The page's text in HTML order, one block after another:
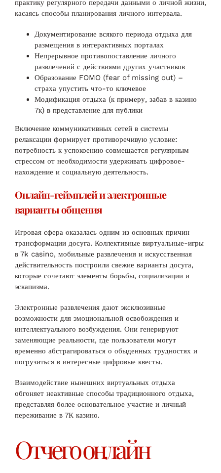
практику регулярного передачи данными о личной жизни,
касаясь способы планирования личного интервала.
Документирование всякого периода отдыха для
размещения в интерактивных порталах
Непрерывное противопоставление личного
развлечений с действиями других участников
Образование FOMO (fear of missing out) –
страха упустить что-то ключевое
Модификация отдыха (к примеру, забав в казино
7к) в представление для публики
Включение коммуникативных сетей в системы
релаксации формирует противоречивую условие:
потребность к успокоению совмещается регулярным
стрессом от необходимости удерживать цифровое-
нахождение и социальную деятельность.
Онлайн-геймплей и электронные
варианты общения
Игровая сфера оказалась одним из основных причин
трансформации досуга. Коллективные виртуальные-игры
в 7k casino, мобильные развлечения и искусственная
действительность построили свежие варианты досуга,
которые сочетают элементы борьбы, социализации и
эскапизма.
Электронные развлечения дают эксклюзивные
возможности для эмоциональной освобождения и
интеллектуального возбуждения. Они генерируют
заменяющие реальности, где пользователи могут
временно абстрагироваться о обыденных трудностях и
погрузиться в интересные цифровые квесты.
Взаимодействие нынешних виртуальных отдыха
обгоняет неактивные способы традиционного отдыха,
представляя более основательное участие и личный
переживание в 7К казино.
Отчего онлайн